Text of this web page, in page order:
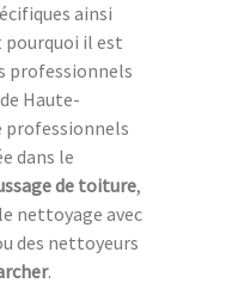
ainsi
pourquoi il est
professionnels
Haute-
professionnels
dans le
de toiture,
nettoyage avec
des nettoyeurs
.